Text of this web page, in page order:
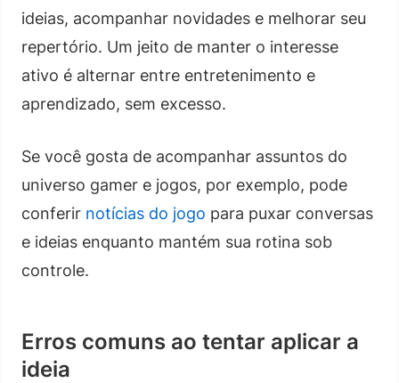
ideias, acompanhar novidades e melhorar seu
repertório. Um jeito de manter o interesse
ativo é alternar entre entretenimento e
aprendizado, sem excesso.
Se você gosta de acompanhar assuntos do
universo gamer e jogos, por exemplo, pode
conferir notícias do jogo para puxar conversas
e ideias enquanto mantém sua rotina sob
controle.
Erros comuns ao tentar aplicar a
ideia